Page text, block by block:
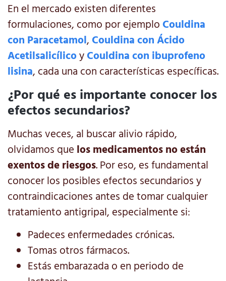
En el mercado existen diferentes
formulaciones, como por ejemploCouldina
con Paracetamol,Couldina con Ácido
AcetilsalicílicoyCouldina con ibuprofeno
lisina, cada una con características específicas.
¿Por qué es importante conocer los
efectos secundarios?
Muchas veces, al buscar alivio rápido,
olvidamos que los medicamentos no están
exentos de riesgos. Por eso, es fundamental
conocer los posibles efectos secundarios y
contraindicaciones antes de tomar cualquier
tratamiento antigripal, especialmente si:
Padeces enfermedades crónicas.
Tomas otros fármacos.
Estás embarazada o en periodo de